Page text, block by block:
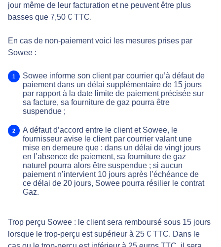
jour même de leur facturation et ne peuvent être plus
basses que 7,50 € TTC.
En cas de non-paiement voici les mesures prises par
Sowee :
Sowee informe son client par courrier qu’à défaut de
paiement dans un délai supplémentaire de 15 jours
par rapport à la date limite de paiement précisée sur
sa facture, sa fourniture de gaz pourra être
suspendue ;
A défaut d’accord entre le client et Sowee, le
fournisseur avise le client par courrier valant une
mise en demeure que : dans un délai de vingt jours
en l’absence de paiement, sa fourniture de gaz
naturel pourra alors être suspendue ; si aucun
paiement n’intervient 10 jours après l’échéance de
ce délai de 20 jours, Sowee pourra résilier le contrat
Gaz.
Trop perçu Sowee : le client sera remboursé sous 15 jours
lorsque le trop-perçu est supérieur à 25 € TTC. Dans le